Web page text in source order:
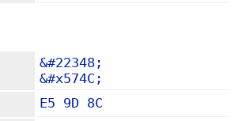
&#22348;
&#x574C;
E5 9D 8C